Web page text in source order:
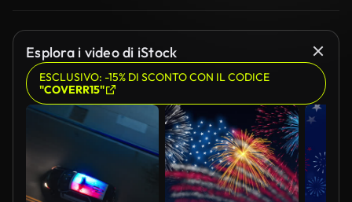
Esplora i video di iStock
ESCLUSIVO: -15% DI SCONTO CON IL CODICE
"COVERR15"